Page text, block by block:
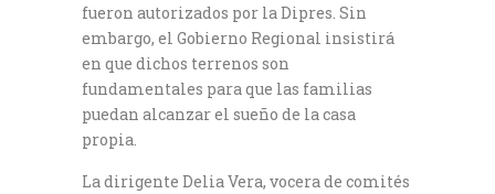
fueron autorizados por la Dipres. Sin
embargo, el Gobierno Regional insistirá
en que dichos terrenos son
fundamentales para que las familias
puedan alcanzar el sueño de la casa
propia.
La dirigente Delia Vera, vocera de comités